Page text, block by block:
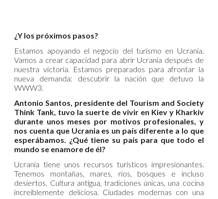
¿Y los próximos pasos?
Estamos apoyando el negocio del turismo en Ucrania.
Vamos a crear capacidad para abrir Ucrania después de
nuestra victoria. Estamos preparados para afrontar la
nueva demanda: descubrir la nación que detuvo la
WWW3.
Antonio Santos, presidente del Tourism and Society
Think Tank, tuvo la suerte de vivir en Kiev y Kharkiv
durante unos meses por motivos profesionales, y
nos cuenta que Ucrania es un país diferente a lo que
esperábamos. ¿Qué tiene su país para que todo el
mundo se enamore de él?
Ucrania tiene unos recursos turísticos impresionantes.
Tenemos montañas, mares, ríos, bosques e incluso
desiertos. Cultura antigua, tradiciones únicas, una cocina
increíblemente deliciosa. Ciudades modernas con una